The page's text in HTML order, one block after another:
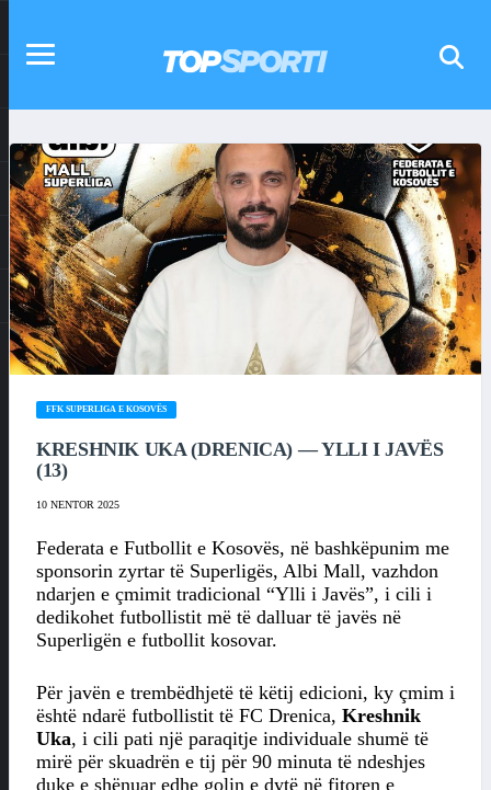
FFK SUPERLIGA E KOSOVËS
KRESHNIK UKA (DRENICA) — YLLI I JAVËS
(13)
10 NENTOR 2025
Federata e Futbollit e Kosovës, në bashkëpunim me
sponsorin zyrtar të Superligës, Albi Mall, vazhdon
ndarjen e çmimit tradicional “Ylli i Javës”, i cili i
dedikohet futbollistit më të dalluar të javës në
Superligën e futbollit kosovar.
Për javën e trembëdhjetë të këtij edicioni, ky çmim i
është ndarë futbollistit të FC Drenica, Kreshnik
Uka, i cili pati një paraqitje individuale shumë të
mirë për skuadrën e tij për 90 minuta të ndeshjes
duke e shënuar edhe golin e dytë në fitoren e